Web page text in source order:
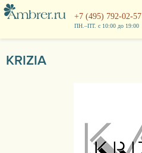
+7 (495) 792-02-57
ПН.–ПТ. с 10:00 до 19:00
KRIZIA